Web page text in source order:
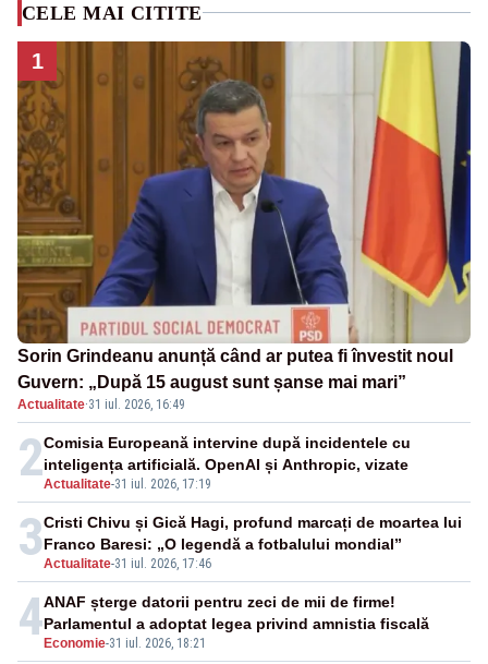
CELE MAI CITITE
1
Sorin Grindeanu anunță când ar putea fi învestit noul
Guvern: „După 15 august sunt șanse mai mari”
Actualitate·31 iul. 2026, 16:49
2Actualitate-31 iul. 2026, 17:19
Comisia Europeană intervine după incidentele cu
inteligența artificială. OpenAI și Anthropic, vizate
3Actualitate-31 iul. 2026, 17:46
Cristi Chivu și Gică Hagi, profund marcați de moartea lui
Franco Baresi: „O legendă a fotbalului mondial”
4 Economie-31 iul. 2026, 18:21
ANAF șterge datorii pentru zeci de mii de firme!
Parlamentul a adoptat legea privind amnistia fiscală